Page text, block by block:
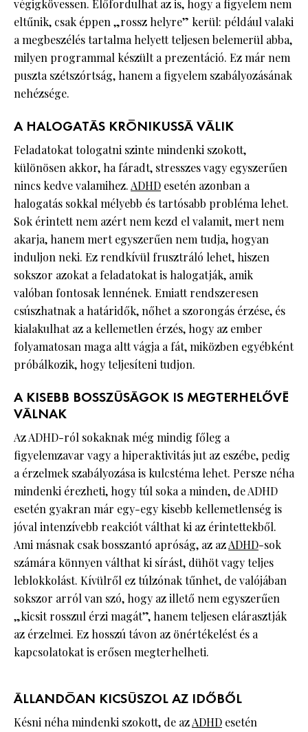
végigkövessen. Előfordulhat az is, hogy a figyelem nem
eltűnik, csak éppen „rossz helyre” kerül: például valaki
a megbeszélés tartalma helyett teljesen belemerül abba,
milyen programmal készült a prezentáció. Ez már nem
puszta szétszórtság, hanem a figyelem szabályozásának
nehézsége.
A HALOGATÁS KRÓNIKUSSÁ VÁLIK
Feladatokat tologatni szinte mindenki szokott,
különösen akkor, ha fáradt, stresszes vagy egyszerűen
nincs kedve valamihez.ADHD esetén azonban a
halogatás sokkal mélyebb és tartósabb probléma lehet.
Sok érintett nem azért nem kezd el valamit, mert nem
akarja, hanem mert egyszerűen nem tudja, hogyan
induljon neki. Ez rendkívül frusztráló lehet, hiszen
sokszor azokat a feladatokat is halogatják, amik
valóban fontosak lennének. Emiatt rendszeresen
csúszhatnak a határidők, nőhet a szorongás érzése, és
kialakulhat az a kellemetlen érzés, hogy az ember
folyamatosan maga altt vágja a fát, miközben egyébként
próbálkozik, hogy teljesíteni tudjon.
A KISEBB BOSSZÚSÁGOK IS MEGTERHELŐVÉ
VÁLNAK
Az ADHD-ról sokaknak még mindig főleg a
figyelemzavar vagy a hiperaktivitás jut az eszébe, pedig
a érzelmek szabályozása is kulcstéma lehet. Persze néha
mindenki érezheti, hogy túl soka a minden, de ADHD
esetén gyakran már egy-egy kisebb kellemetlenség is
jóval intenzívebb reakciót válthat ki az érintettekből.
Ami másnak csak bosszantó apróság, az azADHD-sok
számára könnyen válthat ki sírást, dühöt vagy teljes
leblokkolást. Kívülről ez túlzónak tűnhet, de valójában
sokszor arról van szó, hogy az illető nem egyszerűen
„kicsit rosszul érzi magát”, hanem teljesen elárasztják
az érzelmei. Ez hosszú távon az önértékelést és a
kapcsolatokat is erősen megterhelheti.
ÁLLANDÓAN KICSÚSZOL AZ IDŐBŐL
Késni néha mindenki szokott, de azADHD esetén